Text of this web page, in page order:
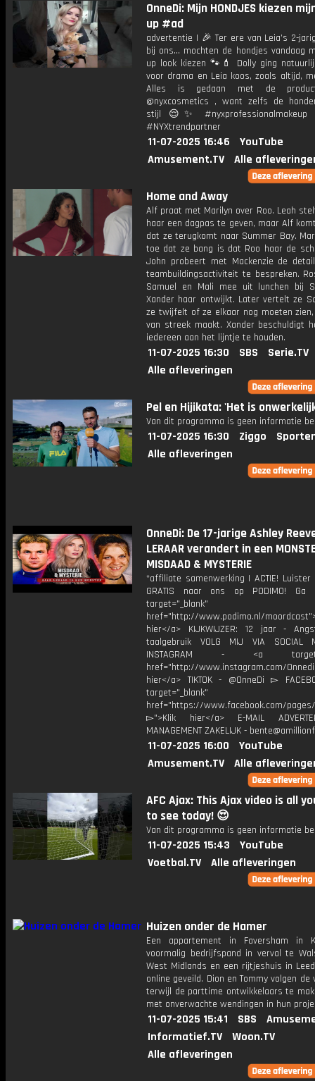
OnneDi: Mijn HONDJES kiezen
up #ad
advertentie | 🎉 Ter ere van Leia’s 2-
bij ons… mochten de hondjes vandaag
up look kiezen 🐾💄 Dolly ging
voor drama en Leia koos, zoals altijd,
Alles is gedaan met de
@nyxcosmetics , want zelfs de
stijl 😌✨ #nyxprofessionalmakeup
#NYXtrendpartner
11-07-2025 16:46
YouTube
Amusement.TV
Alle
Home and Away
Alf praat met Marilyn over Roo. Leah
haar een dagpas te geven, maar Alf
dat ze terugkomt naar Summer Bay.
toe dat ze bang is dat Roo haar de
John probeert met Mackenzie de
teambuildingsactiviteit te bespreken.
Samuel en Mali mee uit lunchen bij
Xander haar ontwijkt. Later vertelt ze
ze twijfelt of ze elkaar nog moeten
van streek maakt. Xander beschuldigt
iedereen aan het lijntje te houden.
11-07-2025 16:30 SBS
Serie.TV
Alle afleveringen
Pel en Hijikata: 'Het is
Van dit programma is geen informatie
11-07-2025 16:30 Ziggo
Alle afleveringen
OnneDi: De 17-jarige Ashley
LERAAR verandert in een
MISDAAD & MYSTERIE
*affiliate samenwerking | ACTIE! Luister
GRATIS naar ons op PODIMO! Ga
target="_blank"
href="http://www.podimo.nl/
hier</a> KIJKWIJZER: 12 jaar -
taalgebruik VOLG MIJ VIA SOCIAL
INSTAGRAM - <a
href="http://www.instagram.com/
hier</a> TIKTOK - @OnneDi ▻
target="_blank"
href="https://www.facebook.com/pages/
▻">Klik hier</a> E-MAIL
MANAGEMENT ZAKELIJK -
11-07-2025 16:00
YouTube
Amusement.TV
Alle
AFC Ajax: This Ajax video is all
to see today! 😍
Van dit programma is geen informatie
11-07-2025 15:43
YouTube
Voetbal.TV
Alle afleveringen
Huizen onder de Hamer
Een appartement in Faversham in
voormalig bedrijfspand in verval te
West Midlands en een rijtjeshuis in
online geveild. Dion en Tommy volgen de
terwijl de parttime ontwikkelaars te
met onverwachte wendingen in hun
11-07-2025 15:41 SBS
Informatief.TV
Woon.TV
Alle afleveringen